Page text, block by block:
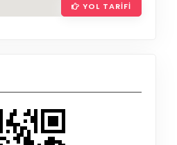
YOL TARIFI